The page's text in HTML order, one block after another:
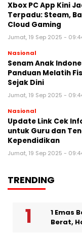
Xbox PC App Kini
Terpadu: Steam,
Cloud Gaming
Jumat, 19 Sep 2025 -
Nasional
Senam Anak
Panduan Melatih
Sejak Dini
Jumat, 19 Sep 2025 -
Nasional
Update Link Cek
untuk Guru dan
Kependidikan
Jumat, 19 Sep 2025 -
TRENDING
1 Emas
Berat,